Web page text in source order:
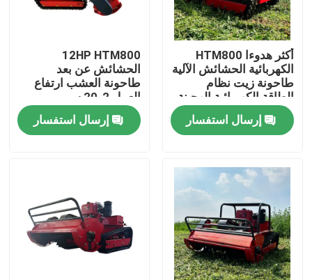
جولة في المعمل
ضبط الجودة
اتصل بنا
طلب اقتباس
Hightop Mini Excavator
حفر هيدروليكي صغير
أكثر هدوءا HTM800
الكهربائية الحشائش الآلية
طاحونة زيت نظام
الطاقة الكهربائية الهجينة
إرسال استفسار
12HP HTM800
الحشائش عن بعد
طاحونة العشب ارتفاع
العمل 2-20 سم
التكنولوجيا المتقدمة
إرسال استفسار